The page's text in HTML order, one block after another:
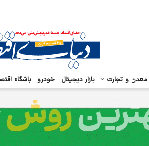
و تجارت بازار دیجیتال خودرو باشگاه